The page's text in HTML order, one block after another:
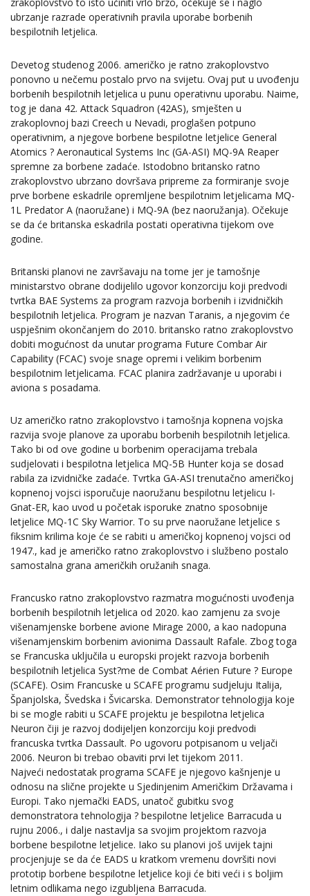
zrakoplovstvo to isto učiniti vrlo brzo, očekuje se i naglo
ubrzanje razrade operativnih pravila uporabe borbenih
bespilotnih letjelica.
Devetog studenog 2006. američko je ratno zrakoplovstvo
ponovno u nečemu postalo prvo na svijetu. Ovaj put u uvođenju
borbenih bespilotnih letjelica u punu operativnu uporabu. Naime,
tog je dana 42. Attack Squadron (42AS), smješten u
zrakoplovnoj bazi Creech u Nevadi, proglašen potpuno
operativnim, a njegove borbene bespilotne letjelice General
Atomics ? Aeronautical Systems Inc (GA-ASI) MQ-9A Reaper
spremne za borbene zadaće. Istodobno britansko ratno
zrakoplovstvo ubrzano dovršava pripreme za formiranje svoje
prve borbene eskadrile opremljene bespilotnim letjelicama MQ-
1L Predator A (naoružane) i MQ-9A (bez naoružanja). Očekuje
se da će britanska eskadrila postati operativna tijekom ove
godine.
Britanski planovi ne završavaju na tome jer je tamošnje
ministarstvo obrane dodijelilo ugovor konzorciju koji predvodi
tvrtka BAE Systems za program razvoja borbenih i izvidničkih
bespilotnih letjelica. Program je nazvan Taranis, a njegovim će
uspješnim okončanjem do 2010. britansko ratno zrakoplovstvo
dobiti mogućnost da unutar programa Future Combar Air
Capability (FCAC) svoje snage opremi i velikim borbenim
bespilotnim letjelicama. FCAC planira zadržavanje u uporabi i
aviona s posadama.
Uz američko ratno zrakoplovstvo i tamošnja kopnena vojska
razvija svoje planove za uporabu borbenih bespilotnih letjelica.
Tako bi od ove godine u borbenim operacijama trebala
sudjelovati i bespilotna letjelica MQ-5B Hunter koja se dosad
rabila za izvidničke zadaće. Tvrtka GA-ASI trenutačno američkoj
kopnenoj vojsci isporučuje naoružanu bespilotnu letjelicu I-
Gnat-ER, kao uvod u početak isporuke znatno sposobnije
letjelice MQ-1C Sky Warrior. To su prve naoružane letjelice s
fiksnim krilima koje će se rabiti u američkoj kopnenoj vojsci od
1947., kad je američko ratno zrakoplovstvo i službeno postalo
samostalna grana američkih oružanih snaga.
Francusko ratno zrakoplovstvo razmatra mogućnosti uvođenja
borbenih bespilotnih letjelica od 2020. kao zamjenu za svoje
višenamjenske borbene avione Mirage 2000, a kao nadopuna
višenamjenskim borbenim avionima Dassault Rafale. Zbog toga
se Francuska uključila u europski projekt razvoja borbenih
bespilotnih letjelica Syst?me de Combat Aérien Future ? Europe
(SCAFE). Osim Francuske u SCAFE programu sudjeluju Italija,
Španjolska, Švedska i Švicarska. Demonstrator tehnologija koje
bi se mogle rabiti u SCAFE projektu je bespilotna letjelica
Neuron čiji je razvoj dodijeljen konzorciju koji predvodi
francuska tvrtka Dassault. Po ugovoru potpisanom u veljači
2006. Neuron bi trebao obaviti prvi let tijekom 2011.
Najveći nedostatak programa SCAFE je njegovo kašnjenje u
odnosu na slične projekte u Sjedinjenim Američkim Državama i
Europi. Tako njemački EADS, unatoč gubitku svog
demonstratora tehnologija ? bespilotne letjelice Barracuda u
rujnu 2006., i dalje nastavlja sa svojim projektom razvoja
borbene bespilotne letjelice. Iako su planovi još uvijek tajni
procjenjuje se da će EADS u kratkom vremenu dovršiti novi
prototip borbene bespilotne letjelice koji će biti veći i s boljim
letnim odlikama nego izgubljena Barracuda.